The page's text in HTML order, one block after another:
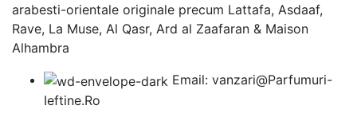
arabesti-orientale originale precum Lattafa, Asdaaf,
Rave, La Muse, Al Qasr, Ard al Zaafaran & Maison
Alhambra
Email: vanzari@Parfumuri-
Ieftine.Ro